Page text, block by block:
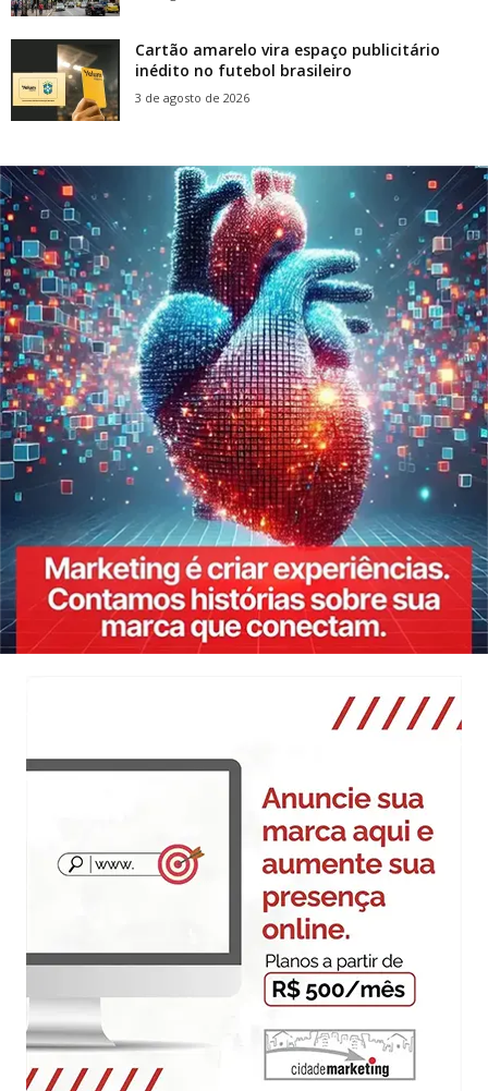
Cartão amarelo vira espaço publicitário
inédito no futebol brasileiro
3 de agosto de 2026